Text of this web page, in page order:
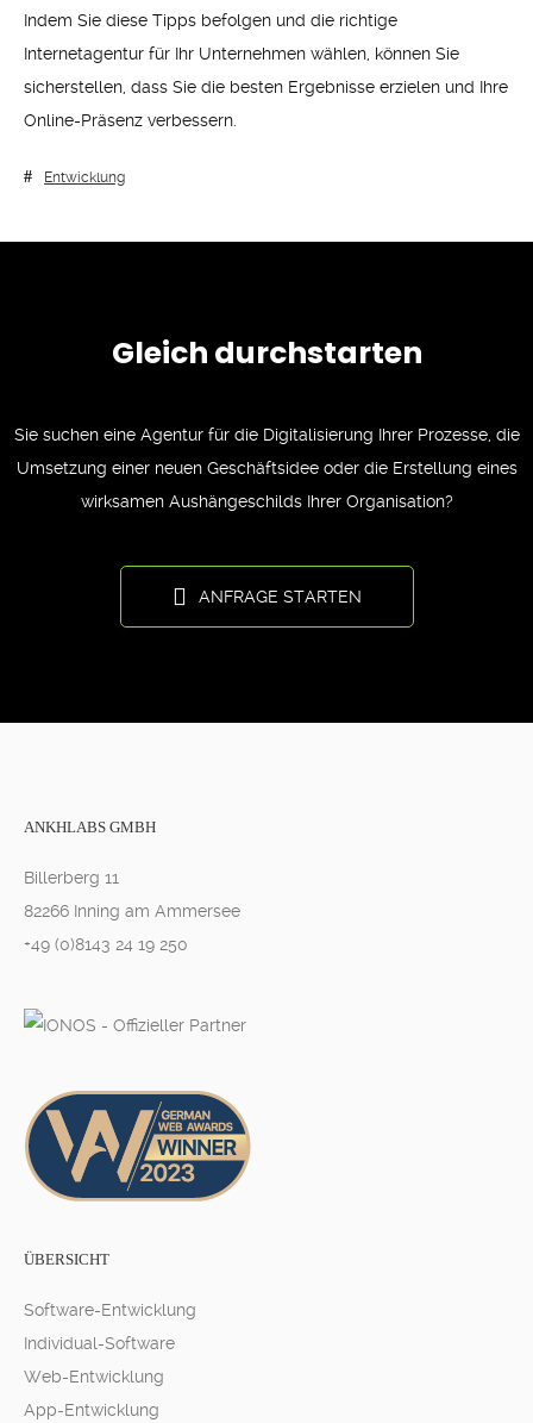
Indem Sie diese Tipps befolgen und die richtige
Internetagentur für Ihr Unternehmen wählen, können Sie
sicherstellen, dass Sie die besten Ergebnisse erzielen und Ihre
Online-Präsenz verbessern.
Entwicklung
Gleich durchstarten
Sie suchen eine Agentur für die Digitalisierung Ihrer Prozesse, die
Umsetzung einer neuen Geschäftsidee oder die Erstellung eines
wirksamen Aushängeschilds Ihrer Organisation?
ANFRAGE STARTEN
ANKHLABS GMBH
Billerberg 11
82266 Inning am Ammersee
+49 (0)8143 24 19 250
ÜBERSICHT
Software-Entwicklung
Individual-Software
Web-Entwicklung
App-Entwicklung